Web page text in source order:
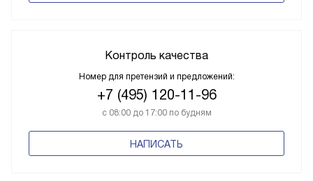
Контроль качества
Номер для претензий и предложений:
+7 (495) 120-11-96
с 08:00 до 17:00 по будням
НАПИСАТЬ